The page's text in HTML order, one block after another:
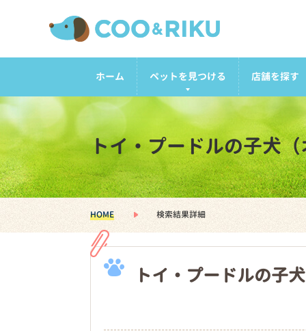
ホーム ペットを見つける 店舗を探す
トイ・プードルの子犬
HOME 検索結果詳細
トイ・プードルの